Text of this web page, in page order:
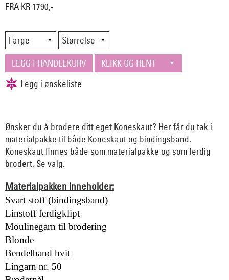
FRA KR 1790,-
Ønsker du å brodere ditt eget Koneskaut? Her får du tak i
materialpakke til både Koneskaut og bindingsband.
Koneskaut finnes både som materialpakke og som ferdig
brodert. Se valg.
Materialpakken inneholder:
Svart stoff (bindingsband)
Linstoff ferdigklipt
Moulinegarn til brodering
Blonde
Bendelband hvit
Lingarn nr. 50